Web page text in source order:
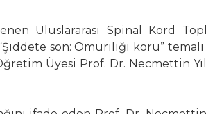
Uluslararası Spinal Kord
son: Omuriliği koru”
Üyesi Prof. Dr. Necmettin